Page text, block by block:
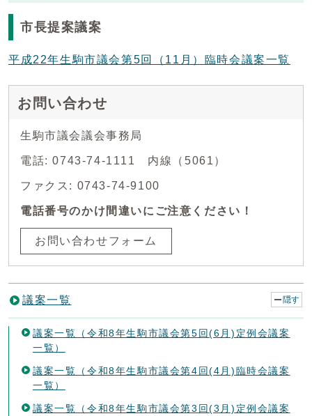
市長提案議案
平成22年生駒市議会第5回（11月）臨時会議案一覧
お問い合わせ
生駒市議会議会事務局
電話: 0743-74-1111 内線（5061）
ファクス: 0743-74-9100
電話番号のかけ間違いにご注意ください！
お問い合わせフォーム
議案一覧 隠す
議案一覧（令和8年生駒市議会第5回(6月)定例会議案
一覧）
議案一覧（令和8年生駒市議会第4回(4月)臨時会議案
一覧）
議案一覧（令和8年生駒市議会第3回(3月)定例会議案